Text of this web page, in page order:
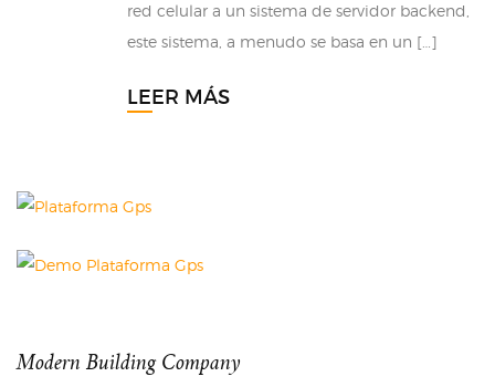
red celular a un sistema de servidor backend,
este sistema, a menudo se basa en un […]
LEER MÁS
Modern Building Company